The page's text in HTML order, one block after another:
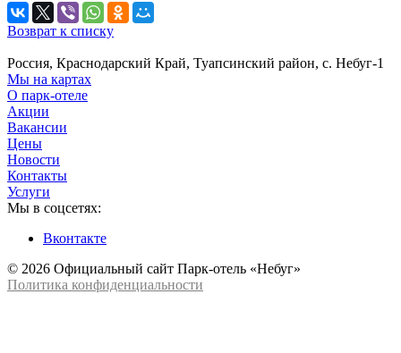
Возврат к списку
Россия, Краснодарский Край, Туапсинский район, с. Небуг-1
Мы на картах
О парк-отеле
Акции
Вакансии
Цены
Новости
Контакты
Услуги
Мы в соцсетях:
Вконтакте
© 2026 Официальный сайт Парк-отель «Небуг»
Политика конфиденциальности